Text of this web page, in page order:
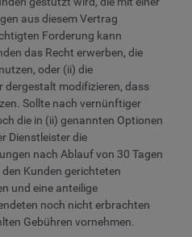
aus diesem Vertrag
Forderung kann
das Recht erwerben, die
oder (ii) die
dergestalt modifizieren, dass
Sollte nach vernünftiger
die in (ii) genannten Optionen
Dienstleister die
nach Ablauf von 30 Tagen
Kunden gerichteten
und eine anteilige
noch nicht erbrachten
Gebühren vornehmen.